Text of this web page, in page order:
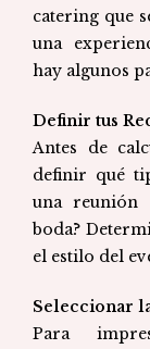
catering que
una
hay algunos
Definir tus
Antes de
definir qué
una reunión
boda?
el estilo del
Seleccionar
Para